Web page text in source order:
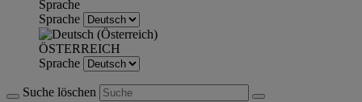
Sprache
Sprache
ÖSTERREICH
Sprache
Suche löschen